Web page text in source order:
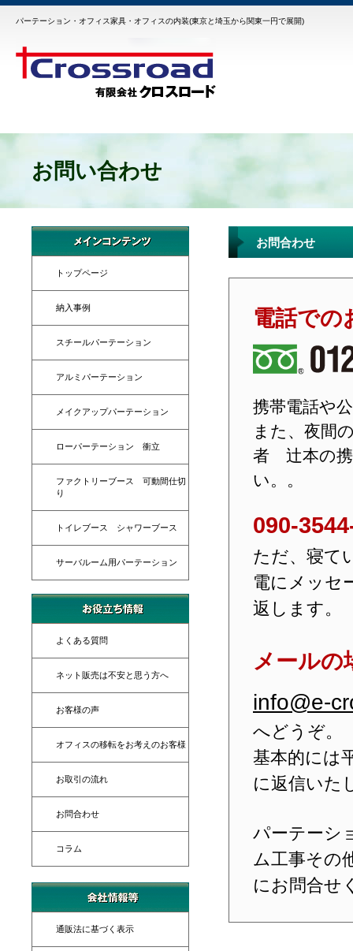
パーテーション・オフィス家具・オフィスの内装(東京と埼玉から関東一円で展開)
お問い合わせ
トップページ
納入事例
スチールパーテーション
アルミパーテーション
メイクアップパーテーション
ローパーテーション 衝立
ファクトリーブース 可動間仕切
り
トイレブース シャワーブース
サーバルーム用パーテーション
よくある質問
ネット販売は不安と思う方へ
お客様の声
オフィスの移転をお考えのお客様
お取引の流れ
お問合わせ
コラム
通販法に基づく表示
お問合わせ
電話での
携帯電話や
また、夜間
者 辻本の携
い。。
090-
ただ、寝て
電にメッセ
返します。
メールの
info@e-
へどうぞ。
基本的には
に返信いた
パーテーシ
ム工事その
にお問合せ